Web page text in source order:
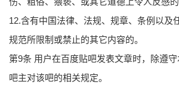
12.含有中国法律、法规、规章、条例以及
规范所限制或禁止的其它内容的。
第9条 用户在百度贴吧发表文章时，除遵
吧主对该吧的相关规定。